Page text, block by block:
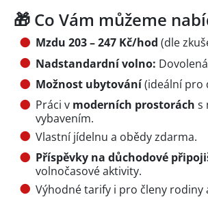
🎁 Co Vám můžeme
Mzdu 203 – 247 Kč/hod (dle
Nadstandardní volno:
Možnost ubytování(ideální pro
Práci v moderních prostorách s
vybavením.
Vlastní jídelnu a obědy zdarma.
Příspěvky na důchodové
volnočasové aktivity.
Výhodné tarify i pro členy rodiny